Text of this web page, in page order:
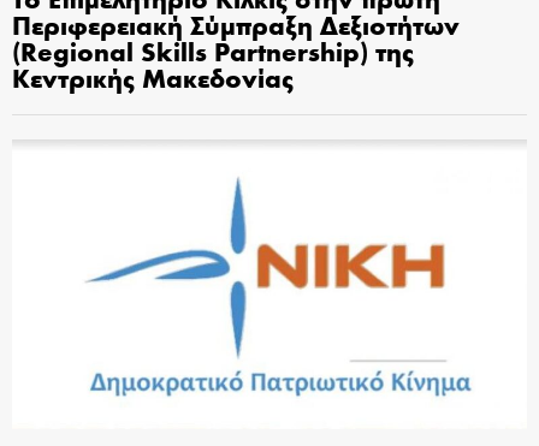
Περιφερειακή Σύμπραξη Δεξιοτήτων
(Regional Skills Partnership) της
Κεντρικής Μακεδονίας